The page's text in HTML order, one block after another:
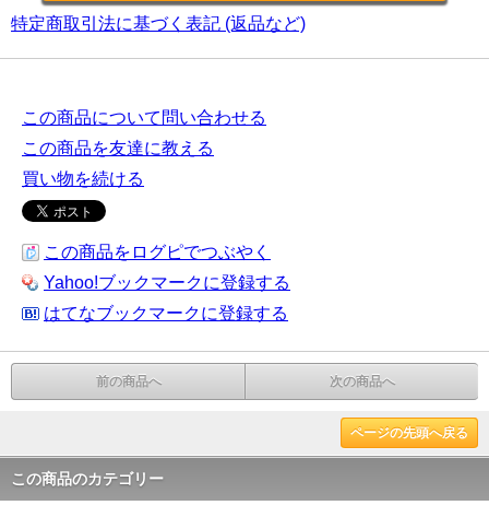
特定商取引法に基づく表記 (返品など)
この商品について問い合わせる
この商品を友達に教える
買い物を続ける
この商品をログピでつぶやく
Yahoo!ブックマークに登録する
はてなブックマークに登録する
前の商品へ 次の商品へ
ページの先頭へ戻る
この商品のカテゴリー